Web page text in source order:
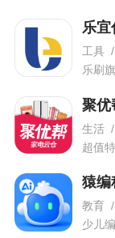
乐宜
工具 /
乐刷
聚优
生活 /
超值
猿编
教育 /
少儿